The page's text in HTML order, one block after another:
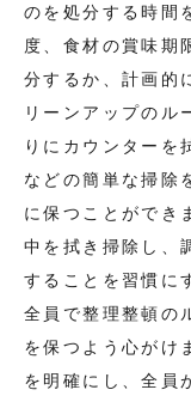
のを処分する時間
度、食材の賞味期
分するか、計画的
リーンアップのル
りにカウンターを
などの簡単な掃除
に保つことができ
中を拭き掃除し、
することを習慣に
全員で整理整頓の
を保つよう心がけ
を明確にし、全員